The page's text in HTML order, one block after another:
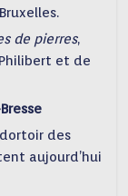
de pierres,
et de
des
aujourd’hui